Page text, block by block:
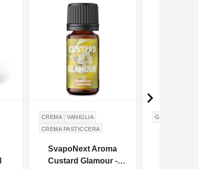
CREMA
VANIGLIA
CREMA PASTICCERA
SvapoNext Aroma
Custard Glamour -
GHIACCIO
